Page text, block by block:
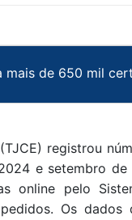
mais de 650 mil
registrou
e setembro
online pelo
Os